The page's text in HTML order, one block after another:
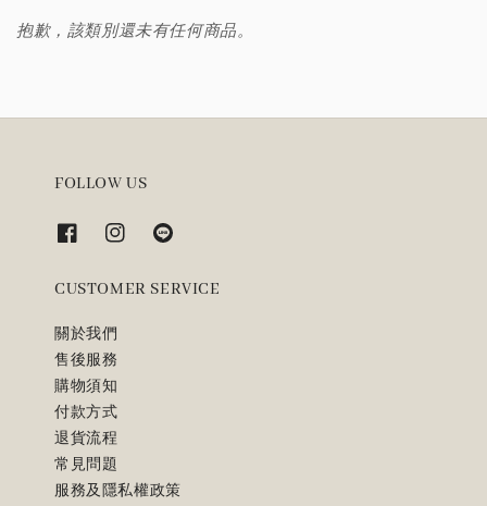
抱歉，該類別還未有任何商品。
FOLLOW US
CUSTOMER SERVICE
關於我們
售後服務
購物須知
付款方式
退貨流程
常見問題
服務及隱私權政策